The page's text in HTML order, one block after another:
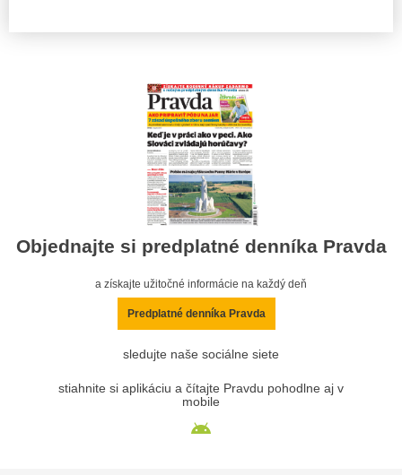
Objednajte si predplatné denníka Pravda
a získajte užitočné informácie na každý deň
Predplatné denníka Pravda
sledujte naše sociálne siete
stiahnite si aplikáciu a čítajte Pravdu pohodlne aj v
mobile